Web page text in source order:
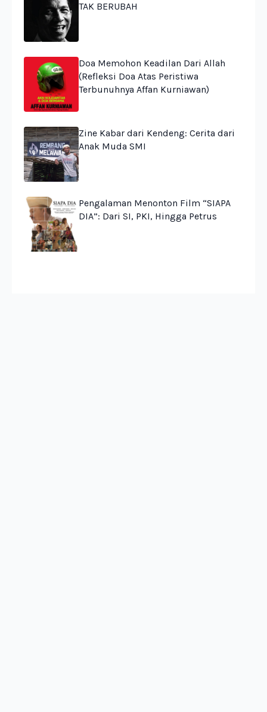
TAK BERUBAH
Doa Memohon Keadilan Dari Allah
(Refleksi Doa Atas Peristiwa
Terbunuhnya Affan Kurniawan)
Zine Kabar dari Kendeng: Cerita dari
Anak Muda SMI
Pengalaman Menonton Film “SIAPA
DIA”: Dari SI, PKI, Hingga Petrus